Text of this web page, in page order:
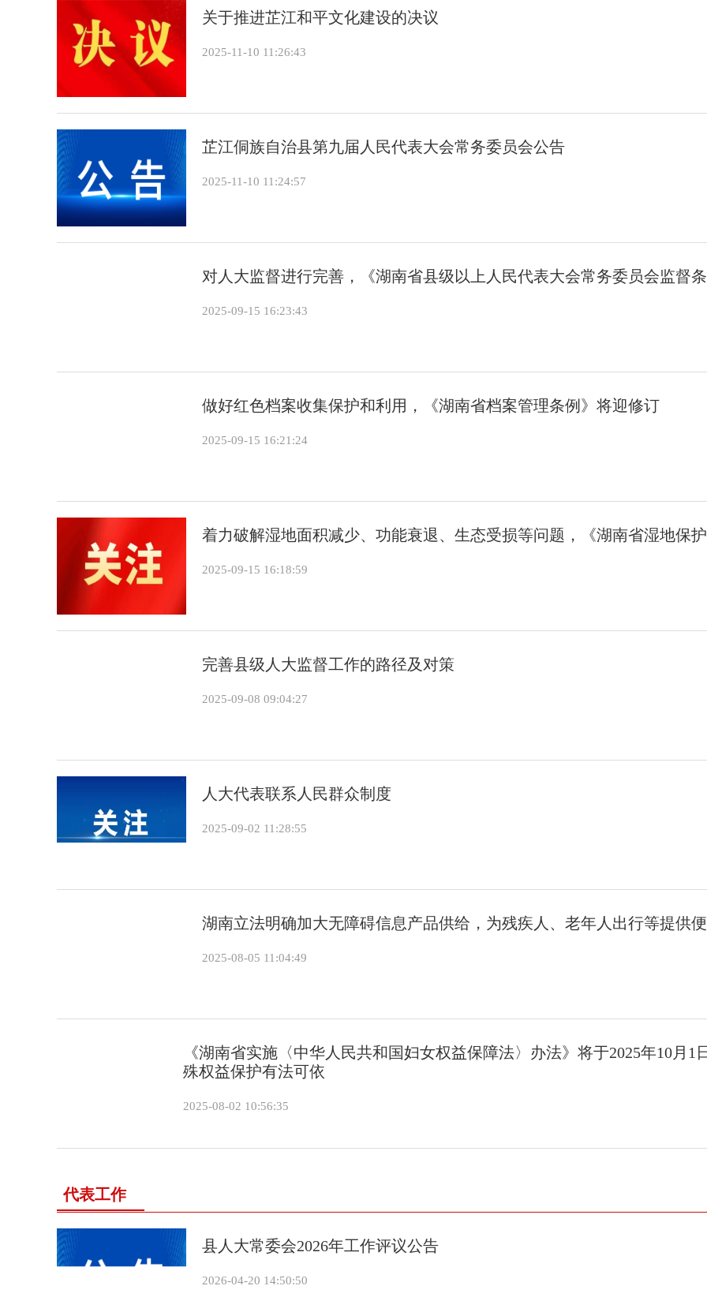
关于推进芷江和平文化建设的决议
2025-11-10 11:26:43
芷江侗族自治县第九届人民代表大会常务委员会公告
2025-11-10 11:24:57
对人大监督进行完善，《湖南省县级以上人民代表大会常务委员会监督
2025-09-15 16:23:43
做好红色档案收集保护和利用，《湖南省档案管理条例》将迎修订
2025-09-15 16:21:24
着力破解湿地面积减少、功能衰退、生态受损等问题，《湖南省湿地保
2025-09-15 16:18:59
完善县级人大监督工作的路径及对策
2025-09-08 09:04:27
人大代表联系人民群众制度
2025-09-02 11:28:55
湖南立法明确加大无障碍信息产品供给，为残疾人、老年人出行等提供
2025-08-05 11:04:49
《湖南省实施〈中华人民共和国妇女权益保障法〉办法》将于2025年10月
殊权益保护有法可依
2025-08-02 10:56:35
代表工作
县人大常委会2026年工作评议公告
2026-04-20 14:50:50